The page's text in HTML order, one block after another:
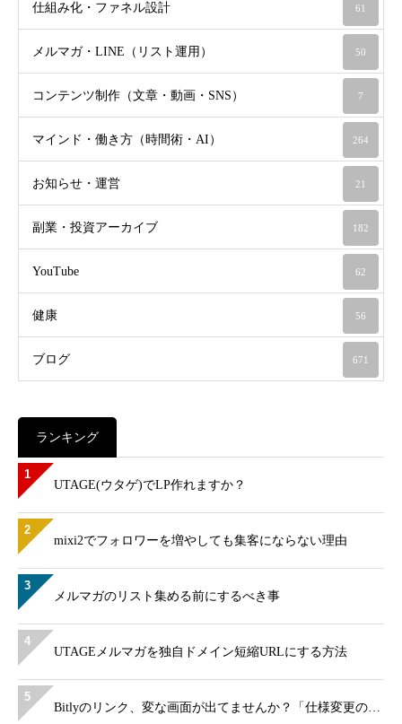
仕組み化・ファネル設計 61
メルマガ・LINE（リスト運用） 50
コンテンツ制作（文章・動画・SNS） 7
マインド・働き方（時間術・AI） 264
お知らせ・運営 21
副業・投資アーカイブ 182
YouTube 62
健康 56
ブログ 671
ランキング
1
UTAGE(ウタゲ)でLP作れますか？
2
mixi2でフォロワーを増やしても集客にならない理由
3
メルマガのリスト集める前にするべき事
4
UTAGEメルマガを独自ドメイン短縮URLにする方法
5
Bitlyのリンク、変な画面が出てませんか？「仕様変更の…